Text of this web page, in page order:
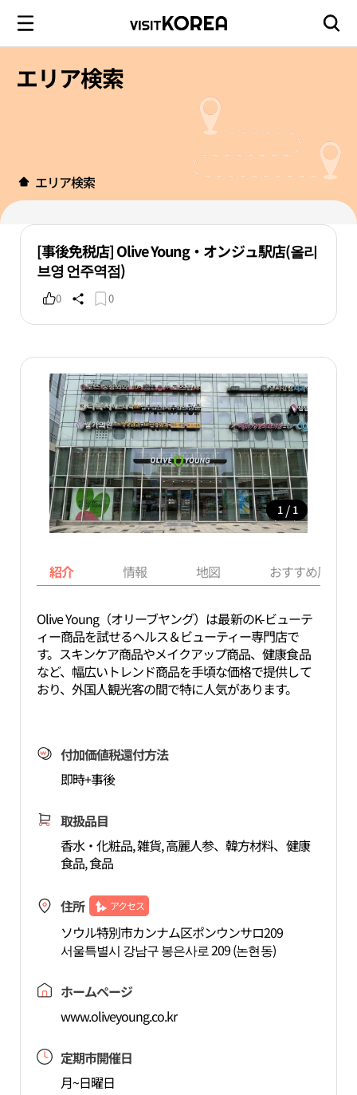
エリア検索
エリア検索
[事後免税店] Olive Young・オンジュ駅店(올리
브영 언주역점)
0 0
1 / 1
紹介 情報 地図 おすすめ周辺
Olive Young（オリーブヤング）は最新のK-ビューテ
ィー商品を試せるヘルス＆ビューティー専門店で
す。スキンケア商品やメイクアップ商品、健康食品
など、幅広いトレンド商品を手頃な価格で提供して
おり、外国人観光客の間で特に人気があります。
付加価値税還付方法
即時+事後
取扱品目
香水・化粧品, 雑貨, 高麗人参、韓方材料、健康
食品, 食品
住所 アクセス
ソウル特別市カンナム区ポンウンサロ209
서울특별시 강남구 봉은사로 209 (논현동)
ホームページ
www.oliveyoung.co.kr
定期市開催日
月~日曜日